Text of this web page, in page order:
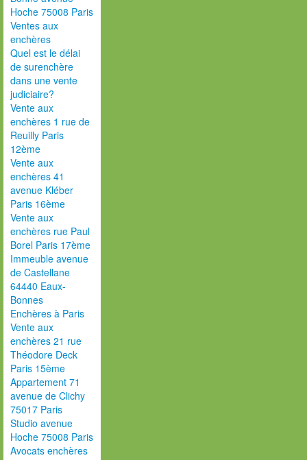
Hoche 75008 Paris
Ventes aux
enchères
Quel est le délai
de surenchère
dans une vente
judiciaire?
Vente aux
enchères 1 rue de
Reuilly Paris
12ème
Vente aux
enchères 41
avenue Kléber
Paris 16ème
Vente aux
enchères rue Paul
Borel Paris 17ème
Immeuble avenue
de Castellane
64440 Eaux-
Bonnes
Enchères à Paris
Vente aux
enchères 21 rue
Théodore Deck
Paris 15ème
Appartement 71
avenue de Clichy
75017 Paris
Studio avenue
Hoche 75008 Paris
Avocats enchères